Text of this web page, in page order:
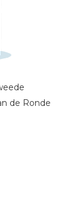
de Ronde